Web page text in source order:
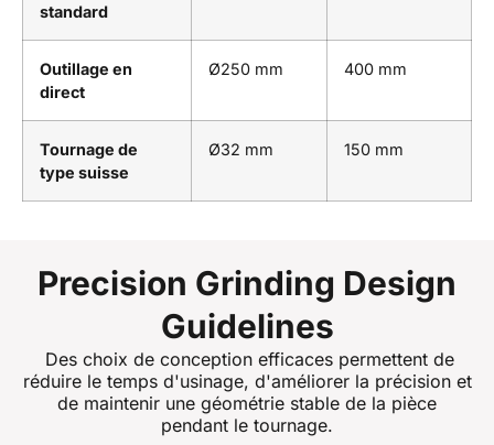
standard
Outillage en
direct
Ø250 mm 400 mm
Tournage de
type suisse
Ø32 mm 150 mm
Precision Grinding Design
Guidelines
Des choix de conception efficaces permettent de
réduire le temps d'usinage, d'améliorer la précision et
de maintenir une géométrie stable de la pièce
pendant le tournage.